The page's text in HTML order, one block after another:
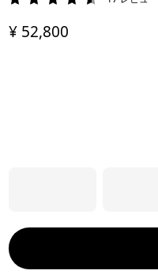
¥ 52,800